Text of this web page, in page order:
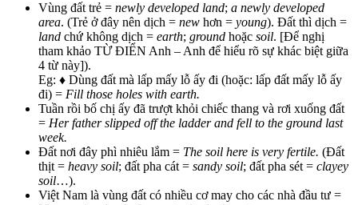
Vùng đất trẻ = newly developed land; a newly developed
area. (Trẻ ở đây nên dịch = new hơn = young). Đất thì dịch =
land chứ không dịch = earth; ground hoặc soil. [Để nghị
tham khảo TỪ ĐIỂN Anh – Anh để hiểu rõ sự khác biệt giữa
4 từ này]).
Eg: ♦ Dùng đất mà lấp mấy lỗ ấy đi (hoặc: lấp đất mấy lỗ ấy
đi) = Fill those holes with earth.
Tuần rồi bố chị ấy đã trượt khỏi chiếc thang và rơi xuống đất
= Her father slipped off the ladder and fell to the ground last
week.
Đất nơi đây phì nhiêu lắm = The soil here is very fertile. (Đất
thịt = heavy soil; đất pha cát = sandy soil; đất pha sét = clayey
soil…).
Việt Nam là vùng đất có nhiều cơ may cho các nhà đầu tư =